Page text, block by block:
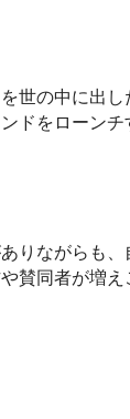
世の中に出
ドをローンチ
りながらも
賛同者が増え